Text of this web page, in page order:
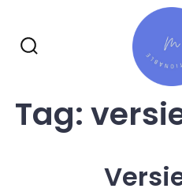
overslaan
Tag: